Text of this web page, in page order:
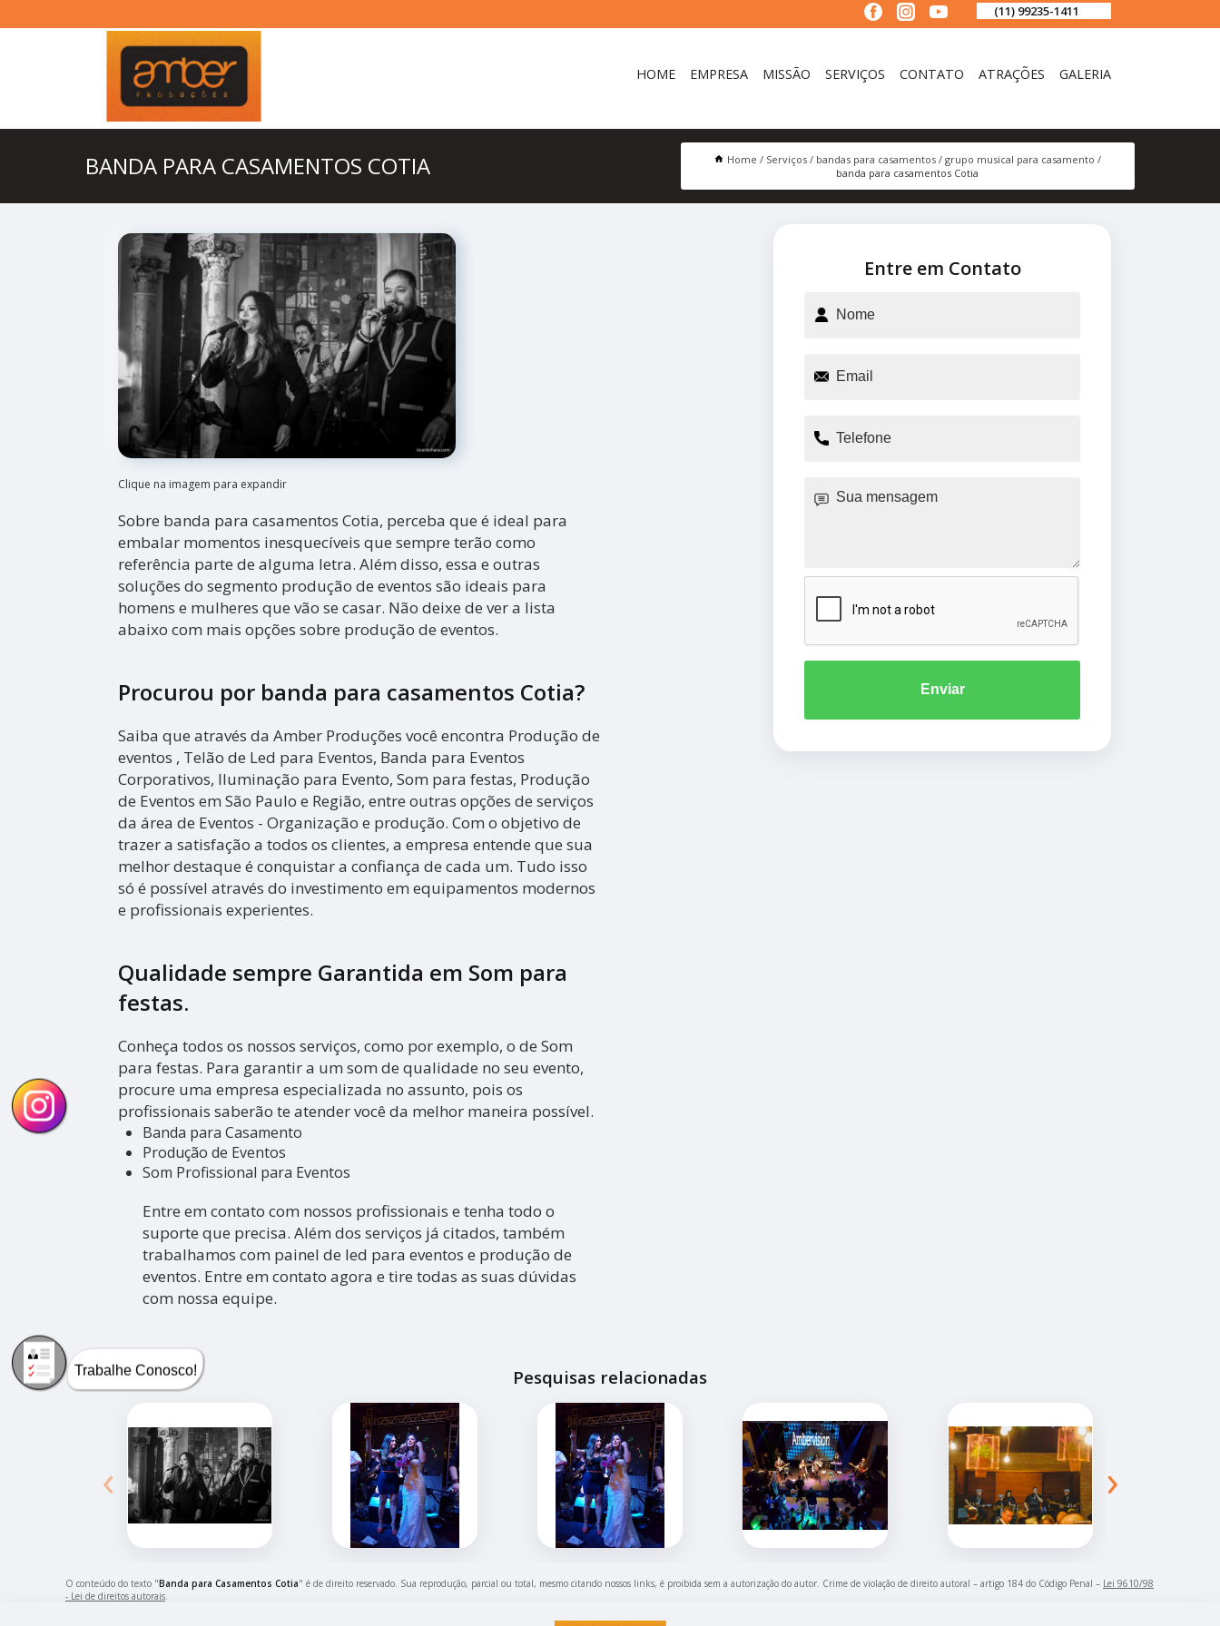
(11) 99235-1411
HOME EMPRESA MISSÃO SERVIÇOS CONTATO ATRAÇÕES GALERIA
BANDA PARA CASAMENTOS COTIA Home Serviços bandas para casamentos
grupo musical para casamento
banda para casamentos Cotia
Clique na imagem para expandir
Sobre banda para casamentos Cotia, perceba que é ideal para
embalar momentos inesquecíveis que sempre terão como
referência parte de alguma letra. Além disso, essa e outras
soluções do segmento produção de eventos são ideais para
homens e mulheres que vão se casar. Não deixe de ver a lista
abaixo com mais opções sobre produção de eventos.
Procurou por banda para casamentos Cotia?
Saiba que através da Amber Produções você encontra Produção de
eventos , Telão de Led para Eventos, Banda para Eventos
Corporativos, Iluminação para Evento, Som para festas, Produção
de Eventos em São Paulo e Região, entre outras opções de serviços
da área de Eventos - Organização e produção. Com o objetivo de
trazer a satisfação a todos os clientes, a empresa entende que sua
melhor destaque é conquistar a confiança de cada um. Tudo isso
só é possível através do investimento em equipamentos modernos
e profissionais experientes.
Qualidade sempre Garantida em Som para
festas.
Conheça todos os nossos serviços, como por exemplo, o de Som
para festas. Para garantir a um som de qualidade no seu evento,
procure uma empresa especializada no assunto, pois os
profissionais saberão te atender você da melhor maneira possível.
Banda para Casamento
Produção de Eventos
Som Profissional para Eventos
Entre em contato com nossos profissionais e tenha todo o
suporte que precisa. Além dos serviços já citados, também
trabalhamos com painel de led para eventos e produção de
eventos. Entre em contato agora e tire todas as suas dúvidas
com nossa equipe.
Entre em Contato
Enviar
Pesquisas relacionadas
‹ ›
O conteúdo do texto "Banda para Casamentos Cotia" é de direito reservado. Sua reprodução, parcial ou total, mesmo citando nossos links, é proibida sem a autorização do autor. Crime de violação de direito autoral – artigo 184 do Código Penal – Lei 9610/98
- Lei de direitos autorais
Trabalhe Conosco!